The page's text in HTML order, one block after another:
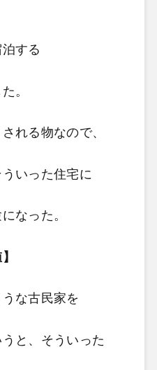
する
。
れる物なので、
いった住宅に
なった。
な古民家を
と、そういった